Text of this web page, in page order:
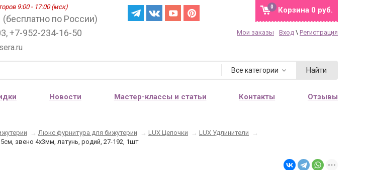
9:00 - 17:00 (мск)
по России)
+7-952-234-16-50
Корзина 0 руб.
0
Мои заказы Вход \ Регистрация
Все категории Найти
Новости Мастер-классы и статьи Контакты Отзывы
→ Люкс фурнитура для бижутерии → LUX Цепочки → LUX Удлинители
→
звено 4х3мм, латунь, родий, 27-192, 1шт